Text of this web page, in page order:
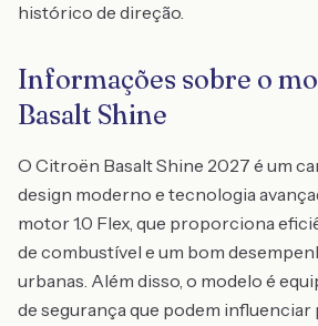
histórico de direção.
Informações sobre o
Basalt Shine
O Citroën Basalt Shine 2027 é um
design moderno e tecnologia
motor 1.0 Flex, que proporciona
de combustível e um bom
urbanas. Além disso, o modelo é
de segurança que podem